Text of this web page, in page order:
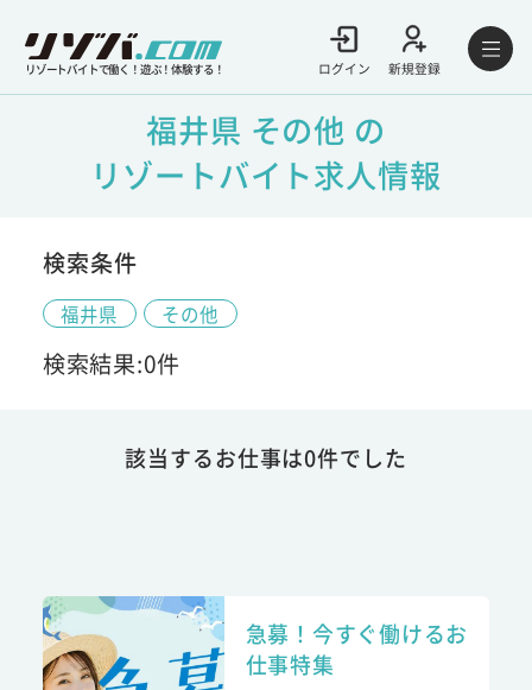
リゾートバイトで働く！遊ぶ！体験する！ ログイン 新規登録
福井県 その他 の
リゾートバイト求人情報
検索条件
福井県 その他
検索結果:0件
該当するお仕事は0件でした
急募！今すぐ働けるお
仕事特集